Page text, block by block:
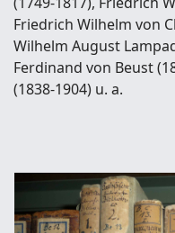
Friedrich Wilhelm von
Wilhelm August
Ferdinand von Beust
(1838-1904) u. a.